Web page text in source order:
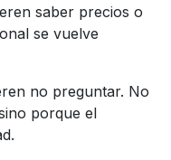
saber precios o
se vuelve
no preguntar. No
porque el